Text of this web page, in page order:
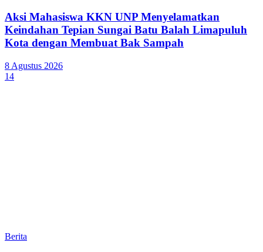
Aksi Mahasiswa KKN UNP Menyelamatkan
Keindahan Tepian Sungai Batu Balah Limapuluh
Kota dengan Membuat Bak Sampah
8 Agustus 2026
14
Berita